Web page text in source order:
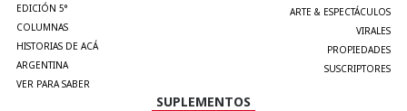
EDICIÓN 5°
COLUMNAS
HISTORIAS DE ACÁ
ARGENTINA
VER PARA SABER
ARTE & ESPECTÁCULOS
VIRALES
PROPIEDADES
SUSCRIPTORES
SUPLEMENTOS